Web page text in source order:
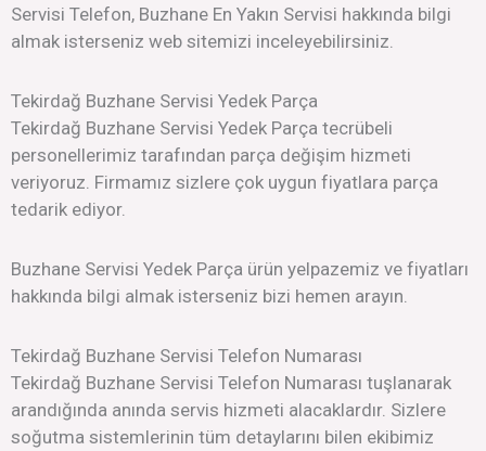
Servisi Telefon, Buzhane En Yakın Servisi hakkında bilgi
almak isterseniz web sitemizi inceleyebilirsiniz.
Tekirdağ Buzhane Servisi Yedek Parça
Tekirdağ Buzhane Servisi Yedek Parça tecrübeli
personellerimiz tarafından parça değişim hizmeti
veriyoruz. Firmamız sizlere çok uygun fiyatlara parça
tedarik ediyor.
Buzhane Servisi Yedek Parça ürün yelpazemiz ve fiyatları
hakkında bilgi almak isterseniz bizi hemen arayın.
Tekirdağ Buzhane Servisi Telefon Numarası
Tekirdağ Buzhane Servisi Telefon Numarası tuşlanarak
arandığında anında servis hizmeti alacaklardır. Sizlere
soğutma sistemlerinin tüm detaylarını bilen ekibimiz